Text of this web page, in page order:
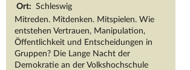
Ort: Schleswig
Mitreden. Mitdenken. Mitspielen. Wie
entstehen Vertrauen, Manipulation,
Öffentlichkeit und Entscheidungen in
Gruppen? Die Lange Nacht der
Demokratie an der Volkshochschule